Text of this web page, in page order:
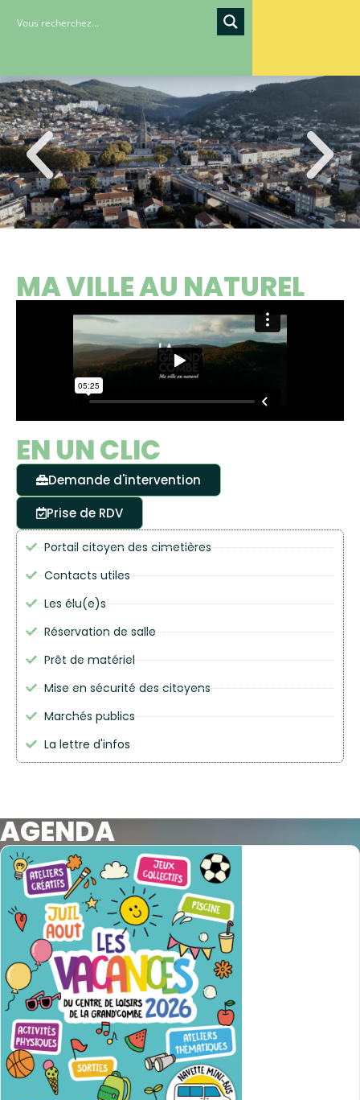
MA VILLE AU NATUREL
EN UN CLIC
Demande d'intervention
Prise de RDV
Portail citoyen des cimetières
Contacts utiles
Les élu(e)s
Réservation de salle
Prêt de matériel
Mise en sécurité des citoyens
Marchés publics
La lettre d'infos
AGENDA